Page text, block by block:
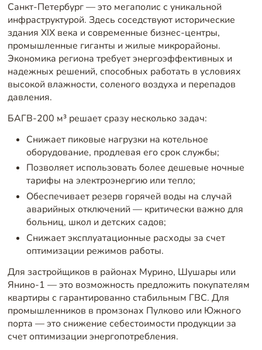
Санкт-Петербург — это мегаполис с уникальной
инфраструктурой. Здесь соседствуют исторические
здания XIX века и современные бизнес-центры,
промышленные гиганты и жилые микрорайоны.
Экономика региона требует энергоэффективных и
надежных решений, способных работать в условиях
высокой влажности, соленого воздуха и перепадов
давления.
БАГВ-200 м³ решает сразу несколько задач:
Снижает пиковые нагрузки на котельное
оборудование, продлевая его срок службы;
Позволяет использовать более дешевые ночные
тарифы на электроэнергию или тепло;
Обеспечивает резерв горячей воды на случай
аварийных отключений — критически важно для
больниц, школ и детских садов;
Снижает эксплуатационные расходы за счет
оптимизации режимов работы.
Для застройщиков в районах Мурино, Шушары или
Янино-1 — это возможность предложить покупателям
квартиры с гарантированно стабильным ГВС. Для
промышленников в промзонах Пулково или Южного
порта — это снижение себестоимости продукции за
счет оптимизации энергопотребления.